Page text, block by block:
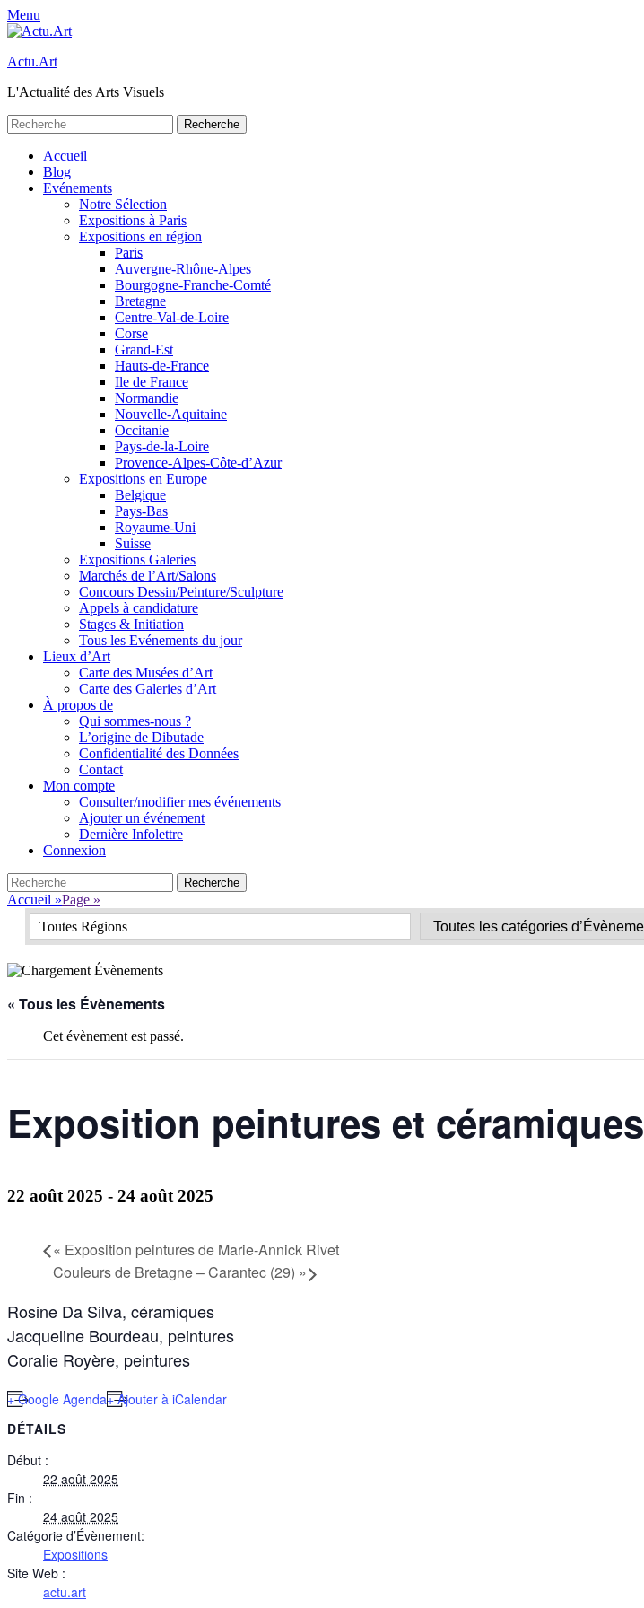
Menu
Actu.Art
L'Actualité des Arts Visuels
Recherche
pour:
Premier
menu
Aller
contenu
Accueil
Blog
Evénements
Notre Sélection
Expositions à Paris
Expositions en région
Paris
Auvergne-Rhône-Alpes
Bourgogne-Franche-Comté
Bretagne
Centre-Val-de-Loire
Corse
Grand-Est
Hauts-de-France
Ile de France
Normandie
Nouvelle-Aquitaine
Occitanie
Pays-de-la-Loire
Provence-Alpes-Côte-d’Azur
Expositions en Europe
Belgique
Pays-Bas
Royaume-Uni
Suisse
Expositions Galeries
Marchés de l’Art/Salons
Concours Dessin/Peinture/Sculpture
Appels à candidature
Stages & Initiation
Tous les Evénements du jour
Lieux d’Art
Carte des Musées d’Art
Carte des Galeries d’Art
À propos de
Qui sommes-nous ?
L’origine de Dibutade
Confidentialité des Données
Contact
Mon compte
Consulter/modifier mes événements
Ajouter un événement
Dernière Infolettre
Connexion
Search
Recherche
pour:
Accueil »Page »
Toutes Régions
« Tous les Évènements
Cet évènement est passé.
Exposition peintures et céramiques
22 août 2025 - 24 août 2025
« Exposition peintures de Marie-Annick Rivet
Couleurs de Bretagne – Carantec (29) »
Rosine Da Silva, céramiques
Jacqueline Bourdeau, peintures
Coralie Royère, peintures
+ Google Agenda+ Ajouter à iCalendar
DÉTAILS
Début :
22 août 2025
Fin :
24 août 2025
Catégorie d’Évènement:
Expositions
Site Web :
actu.art